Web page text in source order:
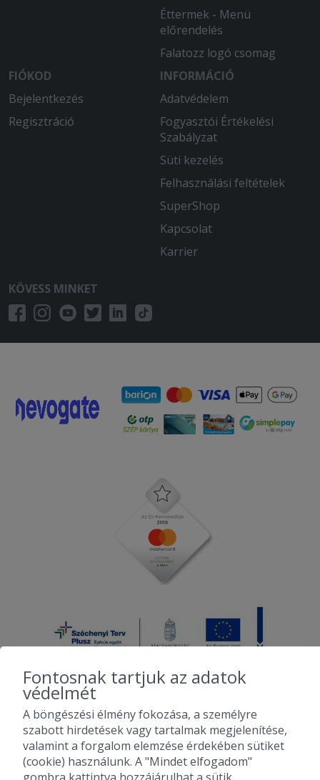
Éttermek - Menü
előrendelés
Falatozz logó csomag
FIÓKOD
Bejelentkezés
Regisztráció
INFORMÁCIÓ
Adatvédelem
Fogyasztói Értékelési
Szabályzat
Süti kezelés
Felhasználási feltételek
SuperShop
Kapcsolat
Karrier
KÖVESS MINKET
2010-2026 Copyright - Falatozz.hu - Diston-line Kft.
Pizza, gyros, hamburger, menük kedvező áron, egy helyen az összes
étterem ajánlata.
Fontosnak tartjuk az adatok
védelmét
A böngészési élmény fokozása, a személyre
szabott hirdetések vagy tartalmak megjelenítése,
valamint a forgalom elemzése érdekében sütiket
(cookie) használunk. A "Mindet elfogadom"